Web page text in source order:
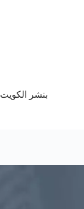
بنشر الكويت